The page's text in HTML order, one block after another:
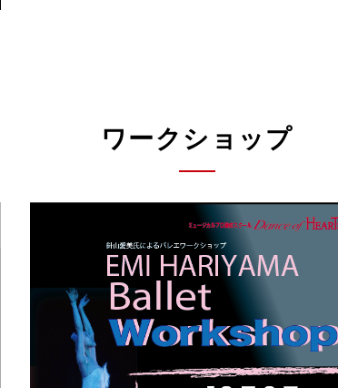
ワークショップ